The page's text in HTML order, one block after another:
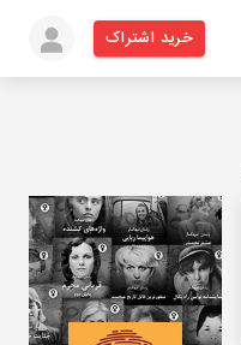
خرید اشتراک